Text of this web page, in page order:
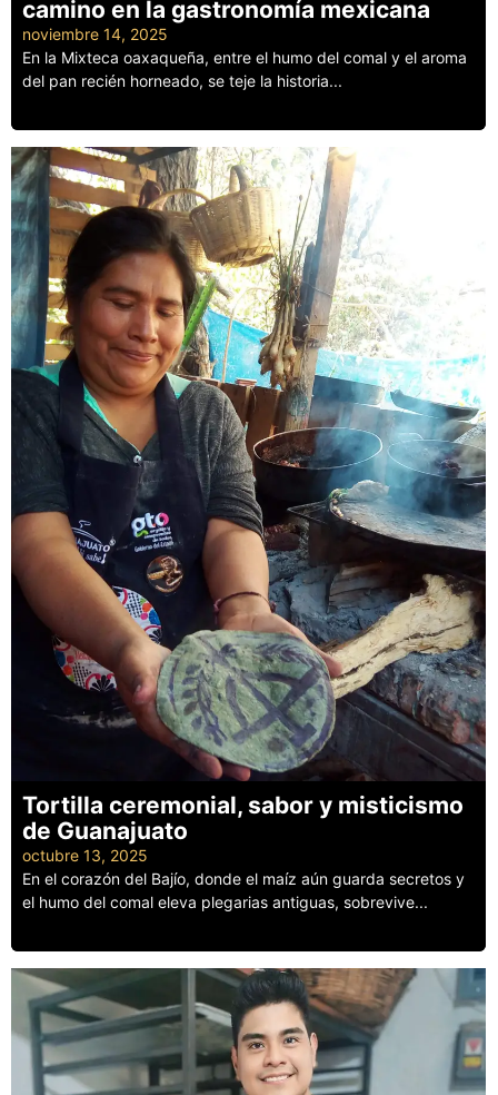
camino en la gastronomía mexicana
noviembre 14, 2025
En la Mixteca oaxaqueña, entre el humo del comal y el aroma
del pan recién horneado, se teje la historia...
Tortilla ceremonial, sabor y misticismo
de Guanajuato
octubre 13, 2025
En el corazón del Bajío, donde el maíz aún guarda secretos y
el humo del comal eleva plegarias antiguas, sobrevive...